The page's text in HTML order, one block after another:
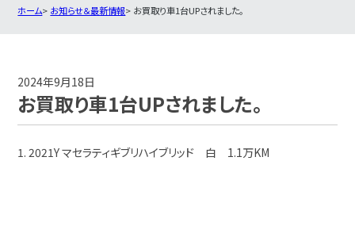
ポルシェ買取実績
ホーム お知らせ＆最新情報 お買取り車1台UPされました。
2024年9月18日
お買取り車1台UPされました。
1. 2021Y マセラティギブリハイブリッド 白 1.1万KM